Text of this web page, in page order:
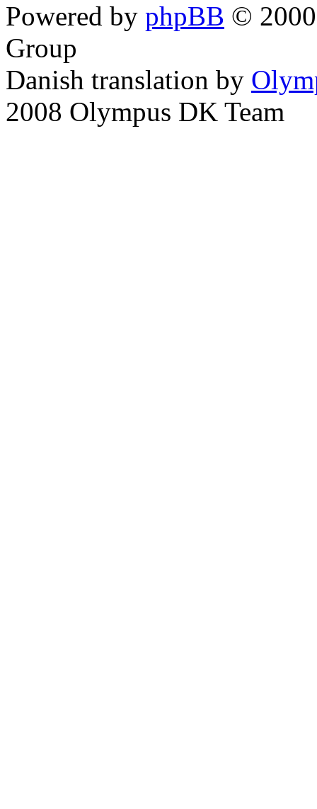
Powered by phpBB ©
Group
Danish translation by
2008 Olympus DK Team